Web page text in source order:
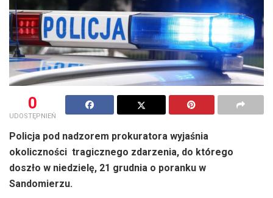
0
UDOSTĘPNIEŃ
Policja pod nadzorem prokuratora wyjaśnia
okoliczności tragicznego zdarzenia, do którego
doszło w niedzielę, 21 grudnia o poranku w
Sandomierzu.